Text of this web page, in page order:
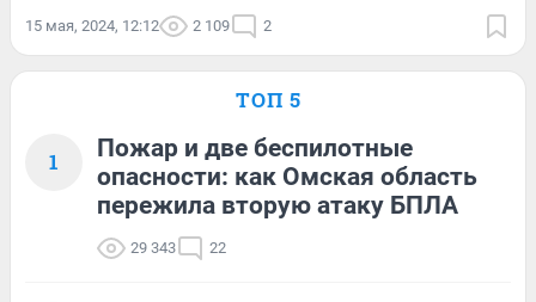
15 мая, 2024, 12:12 2 109 2
ТОП 5
1
Пожар и две беспилотные
опасности: как Омская область
пережила вторую атаку БПЛА
29 343 22